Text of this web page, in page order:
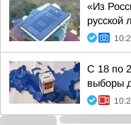
«Из
русской
С 18 по
выборы